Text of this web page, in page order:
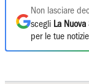
Non lasciare
scegli La
per le tue